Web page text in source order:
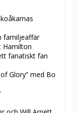
familjeaffär
Hamilton
fanatiskt fan
Glory” med Bo